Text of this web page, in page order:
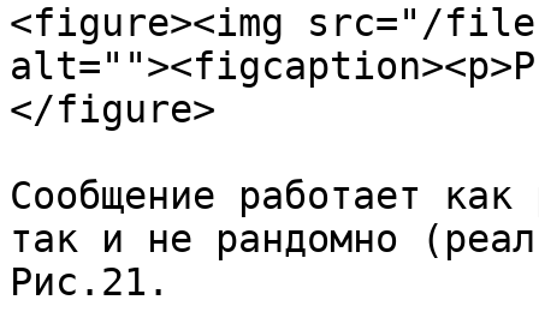
<figure><img src="/
</figure>
Сообщение работает
так и не рандомно
Рис.21.